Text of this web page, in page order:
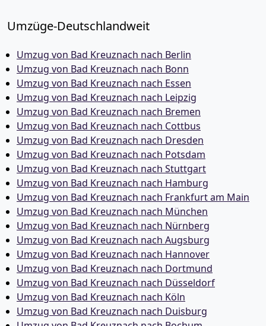
Umzüge-Deutschlandweit
Umzug von Bad Kreuznach nach Berlin
Umzug von Bad Kreuznach nach Bonn
Umzug von Bad Kreuznach nach Essen
Umzug von Bad Kreuznach nach Leipzig
Umzug von Bad Kreuznach nach Bremen
Umzug von Bad Kreuznach nach Cottbus
Umzug von Bad Kreuznach nach Dresden
Umzug von Bad Kreuznach nach Potsdam
Umzug von Bad Kreuznach nach Stuttgart
Umzug von Bad Kreuznach nach Hamburg
Umzug von Bad Kreuznach nach Frankfurt am Main
Umzug von Bad Kreuznach nach München
Umzug von Bad Kreuznach nach Nürnberg
Umzug von Bad Kreuznach nach Augsburg
Umzug von Bad Kreuznach nach Hannover
Umzug von Bad Kreuznach nach Dortmund
Umzug von Bad Kreuznach nach Düsseldorf
Umzug von Bad Kreuznach nach Köln
Umzug von Bad Kreuznach nach Duisburg